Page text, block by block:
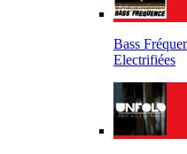
Bass
Electrifiées